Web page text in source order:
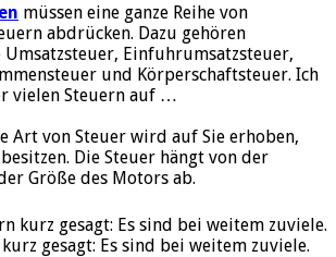
müssen eine ganze Reihe von
abdrücken. Dazu gehören
Einfuhrumsatzsteuer,
und Körperschaftsteuer. Ich
vielen Steuern auf …
Art von Steuer wird auf Sie erhoben,
Die Steuer hängt von der
Größe des Motors ab.
gesagt: Es sind bei weitem zuviele.